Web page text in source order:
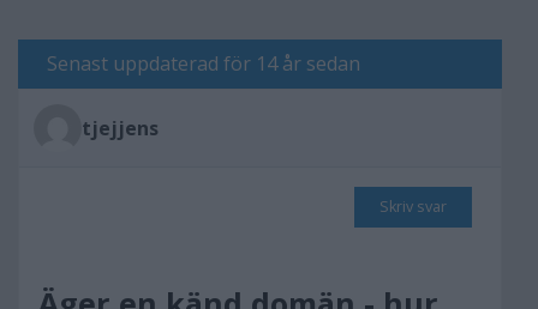
Senast uppdaterad för 14 år sedan
tjejjens
Skriv svar